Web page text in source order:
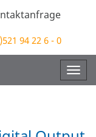
94 22 6 - 0